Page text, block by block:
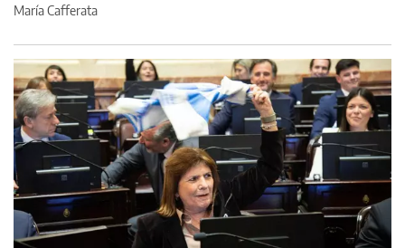
María Cafferata